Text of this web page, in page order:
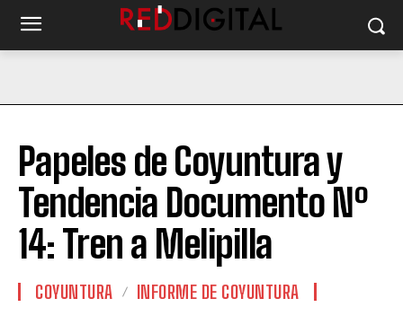
Papeles de Coyuntura y
Tendencia Documento Nº
14: Tren a Melipilla
COYUNTURA INFORME DE COYUNTURA